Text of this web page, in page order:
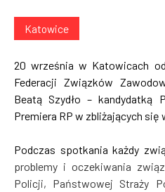
Katowice
20 września w Katowicach
Federacji Związków
Beatą Szydło – kandydatką
Premiera RP w zbliżających się
Podczas spotkania każdy
problemy i oczekiwania
Policji, Państwowej Straży